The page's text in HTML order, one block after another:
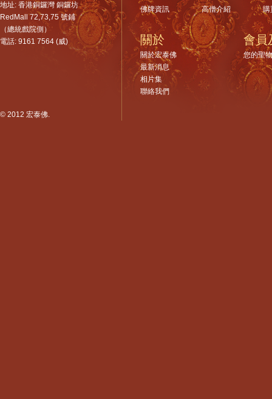
地址: 香港銅鑼灣 銅鑼坊
RedMall 72,73,75 號鋪
（總統戲院側）
電話: 9161 7564 (威)
© 2012 宏泰佛.
佛牌資訊 高僧介紹 購
關於
關於宏泰佛
最新消息
相片集
聯絡我們
會員
您的聖